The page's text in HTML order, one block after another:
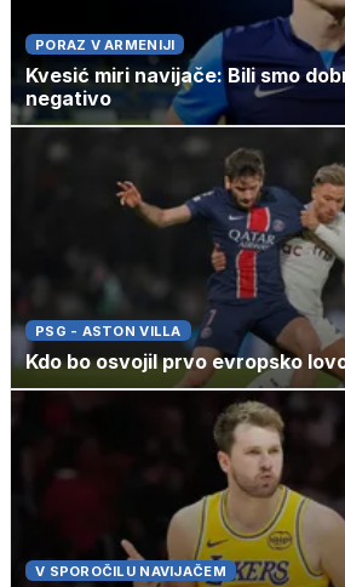
PORAZ V ARMENIJI
Kvesić miri navijače: Bili smo
negativo
PSG - ASTON VILLA
Kdo bo osvojil prvo evropsko
V SPOROČILU NAVIJAČEM